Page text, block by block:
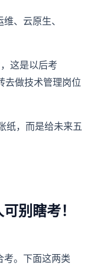
、云原生、
这是以后考
去做技术管理岗位
纸，而是给未来五
别瞎考！
考。下面这两类